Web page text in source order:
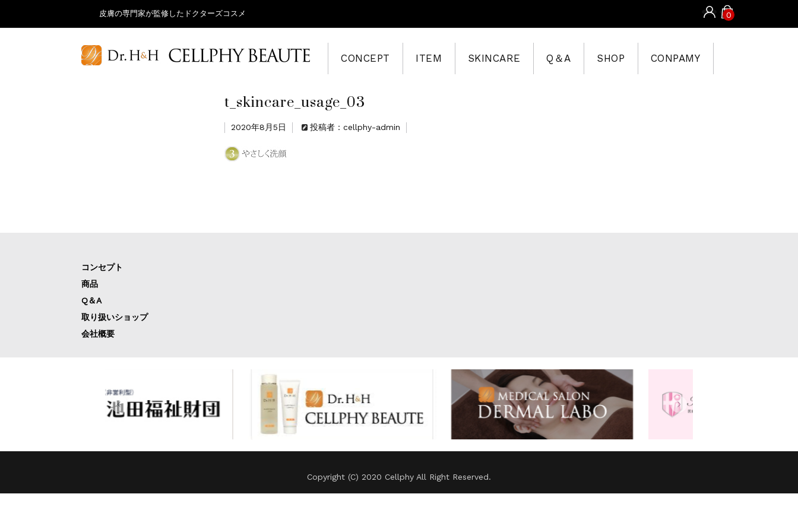
皮膚の専門家が監修したドクターズコスメ 0
CONCEPT ITEM SKINCARE Q＆A SHOP CONPAMY
t_skincare_usage_03
2020年8月5日 投稿者：cellphy-admin
コンセプト
商品
Q＆A
取り扱いショップ
会社概要
Copyright (C) 2020 Cellphy All Right Reserved.